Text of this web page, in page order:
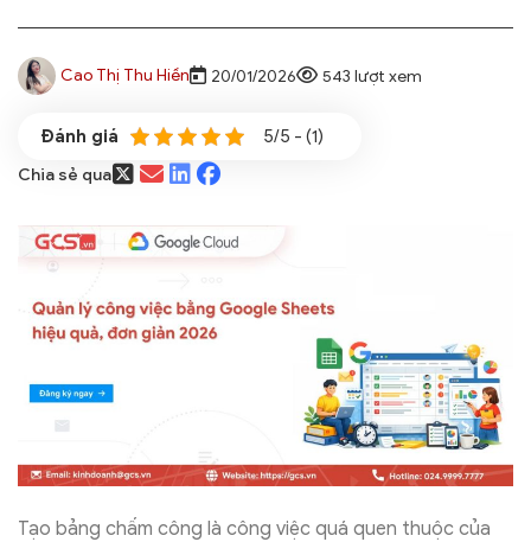
Cao Thị Thu Hiền 20/01/2026 543 lượt xem
5/5 - (1)
Chia sẻ qua
Tạo bảng chấm công là công việc quá quen thuộc của